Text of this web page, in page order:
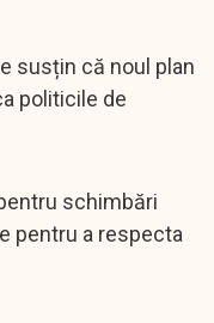
susțin că noul plan
politicile de
schimbări
pentru a respecta